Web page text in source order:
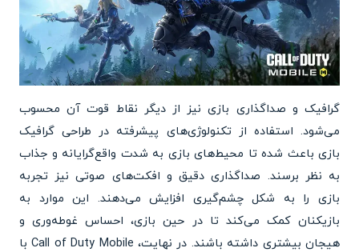
گرافیک و صداگذاری بازی نیز از دیگر نقاط قوت آن محسوب
می‌شود. استفاده از تکنولوژی‌های پیشرفته در طراحی گرافیک
بازی باعث شده تا محیط‌های بازی به شدت واقع‌گرایانه و جذاب
به نظر برسند. صداگذاری دقیق و افکت‌های صوتی نیز تجربه
بازی را به شکل چشم‌گیری افزایش می‌دهند. این موارد به
بازیکنان کمک می‌کند تا در حین بازی، احساس غوطه‌وری و
هیجان بیشتری داشته باشند. در نهایت، Call of Duty Mobile با